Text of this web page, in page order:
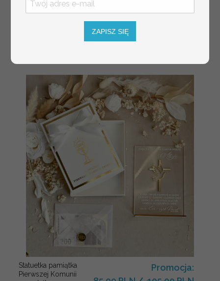
Prezent dla dziecka na narodziny
Statuetka pamiątka
Pierwszej Komunii
Promocja:
ZAPISZ SIĘ